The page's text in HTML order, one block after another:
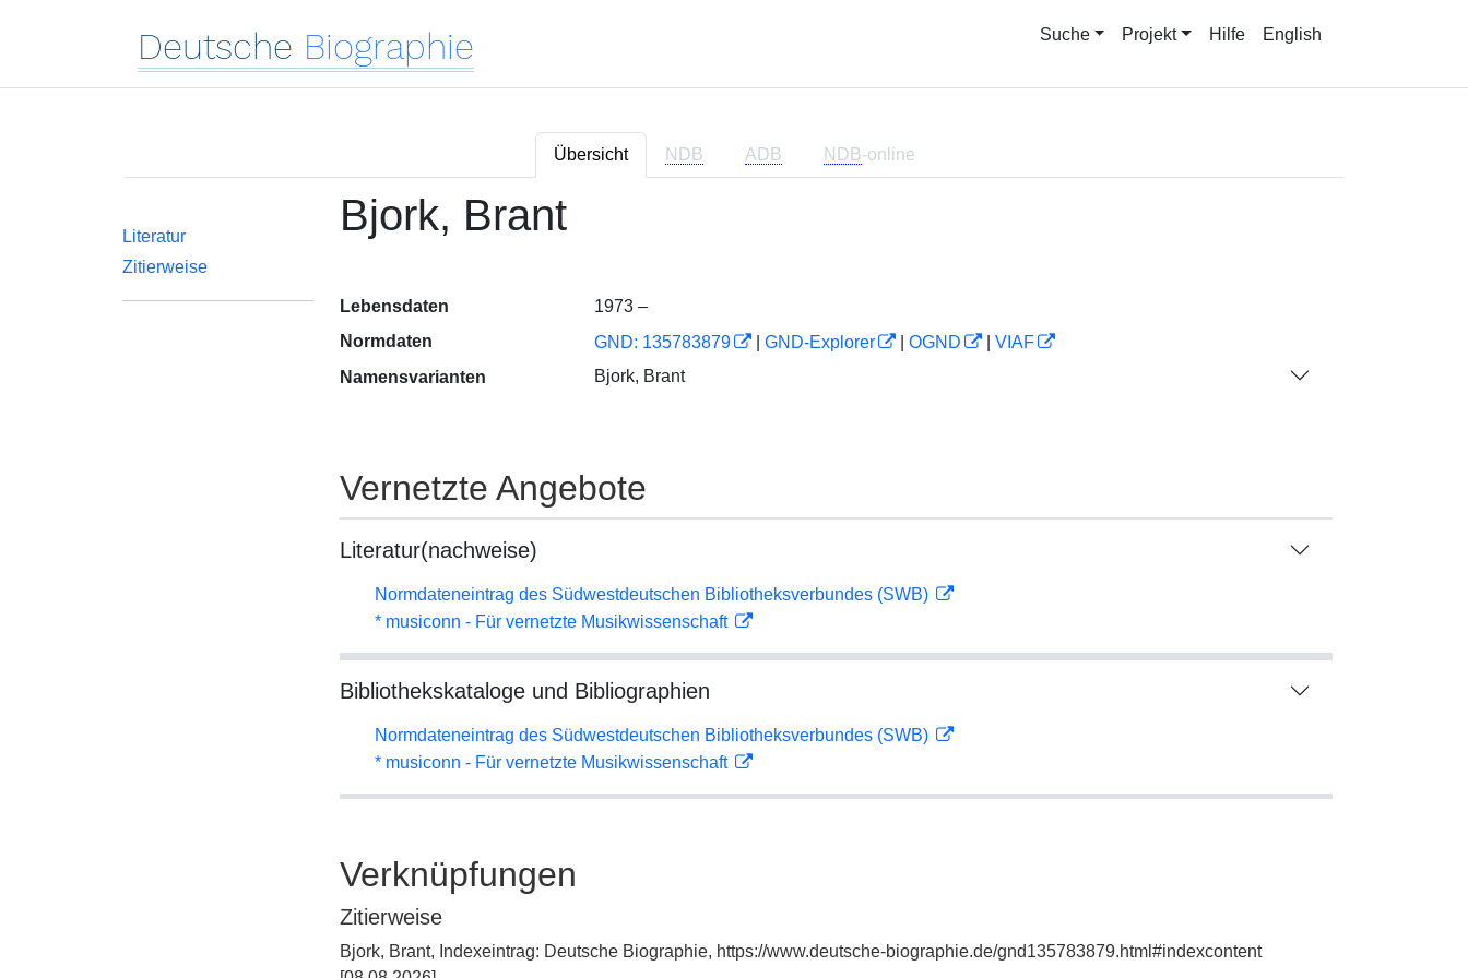
Deutsche Biographie Suche Projekt Hilfe English
Übersicht NDB ADB NDB-online
Literatur
Zitierweise
Bjork, Brant
Lebensdaten
1973 –
Normdaten
GND: 135783879 GND-Explorer OGND
VIAF
Namensvarianten
Bjork, Brant
Vernetzte Angebote
Literatur(nachweise)
Normdateneintrag des Südwestdeutschen Bibliotheksverbundes (SWB)
* musiconn - Für vernetzte Musikwissenschaft
Bibliothekskataloge und Bibliographien
Normdateneintrag des Südwestdeutschen Bibliotheksverbundes (SWB)
* musiconn - Für vernetzte Musikwissenschaft
Verknüpfungen
Zitierweise
Bjork, Brant, Indexeintrag: Deutsche Biographie, https://www.deutsche-biographie.de/gnd135783879.html#indexcontent